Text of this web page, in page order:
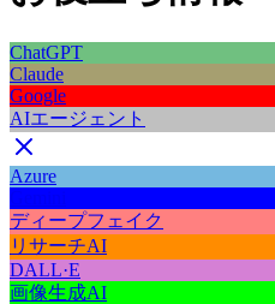
ChatGPT
Claude
Google
AIエージェント
Azure
ディープフェイク
リサーチAI
DALL·E
画像生成AI